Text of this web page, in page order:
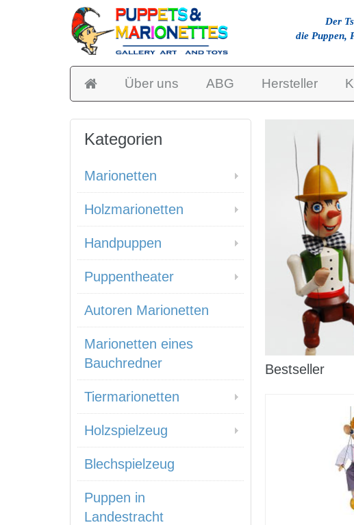
Über uns ABG Hersteller
Bestseller
Kategorien
Marionetten
Holzmarionetten
Handpuppen
Puppentheater
Autoren Marionetten
Marionetten eines
Bauchredner
Tiermarionetten
Holzspielzeug
Blechspielzeug
Puppen in
Landestracht
Der
die Puppen,